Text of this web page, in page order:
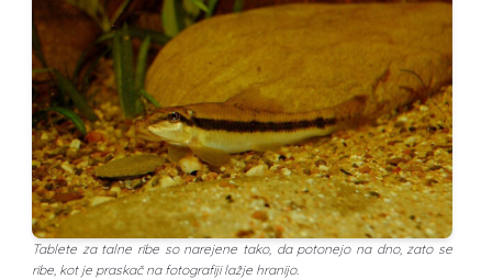
Tablete za talne ribe so narejene tako, da potonejo na dno, zato se
ribe, kot je praskač na fotografiji lažje hranijo.